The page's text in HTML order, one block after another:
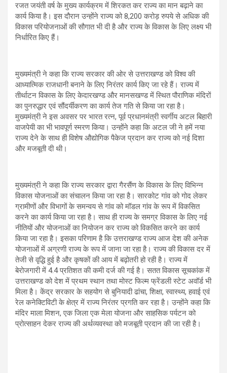
रजत जयंती वर्ष के मुख्य कार्यक्रम में शिरकत कर राज्य का मान बढ़ाने का
कार्य किया है। इस दौरान उन्होंने राज्य को 8,200 करोड़ रुपये से अधिक की
विकास परियोजनाओं की सौगात भी दी है और राज्य के विकास के लिए लक्ष्य भी
निर्धारित किए हैं।
मुख्यमंत्री ने कहा कि राज्य सरकार की ओर से उत्तराखण्ड को विश्व की
आध्यात्मिक राजधानी बनाने के लिए निरंतर कार्य किए जा रहे हैं। राज्य में
तीर्थाटन विकास के लिए केदारखण्ड और मानसखण्ड में स्थित पौराणिक मंदिरों
का पुनरुद्धार एवं सौंदर्यीकरण का कार्य तेज गति से किया जा रहा है।
मुख्यमंत्री ने इस अवसर पर भारत रत्न, पूर्व प्रधानमंत्री स्वर्गीय अटल बिहारी
वाजपेयी का भी भावपूर्ण स्मरण किया। उन्होंने कहा कि अटल जी ने हमें नया
राज्य देने के साथ ही विशेष औद्योगिक पैकेज प्रदान कर राज्य को नई दिशा
और मजबूती दी थी।
मुख्यमंत्री ने कहा कि राज्य सरकार द्वारा गैरसैंण के विकास के लिए विभिन्न
विकास योजनाओं का संचालन किया जा रहा है। सारकोट गांव को गोद लेकर
ग्रामीणों और विभागों के समन्वय से गांव को मॉडल गांव के रूप में विकसित
करने का कार्य किया जा रहा है। साथ ही राज्य के समग्र विकास के लिए नई
नीतियों और योजनाओं का नियोजन कर राज्य को विकसित करने का कार्य
किया जा रहा है। इसका परिणाम है कि उत्तराखण्ड राज्य आज देश की अनेक
योजनाओं में अग्रणी राज्य के रूप में जाना जा रहा है। राज्य की विकास दर में
तेजी से वृद्धि हुई है और कृषकों की आय में बढ़ोतरी हो रही है। राज्य में
बेरोजगारी में 4.4 प्रतिशत की कमी दर्ज की गई है। सतत विकास सूचकांक में
उत्तराखण्ड को देश में प्रथम स्थान तथा मोस्ट फिल्म फ्रेंडली स्टेट अवॉर्ड भी
मिला है। केंद्र सरकार के सहयोग से बुनियादी ढांचा, शिक्षा, स्वास्थ्य, हवाई एवं
रेल कनेक्टिविटी के क्षेत्र में राज्य निरंतर प्रगति कर रहा है। उन्होंने कहा कि
मंदिर माला मिशन, एक जिला एक मेला योजना और साहसिक पर्यटन को
प्रोत्साहन देकर राज्य की अर्थव्यवस्था को मजबूती प्रदान की जा रही है।